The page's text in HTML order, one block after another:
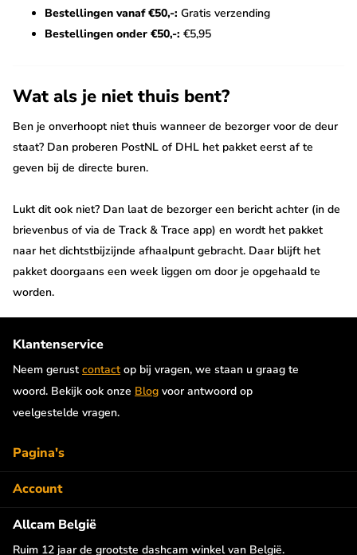
Bestellingen vanaf €50,-: Gratis verzending
Bestellingen onder €50,-: €5,95
Wat als je niet thuis bent?
Ben je onverhoopt niet thuis wanneer de bezorger voor de deur
staat? Dan proberen PostNL of DHL het pakket eerst af te
geven bij de directe buren.
Lukt dit ook niet? Dan laat de bezorger een bericht achter (in de
brievenbus of via de Track & Trace app) en wordt het pakket
naar het dichtstbijzijnde afhaalpunt gebracht. Daar blijft het
pakket doorgaans een week liggen om door je opgehaald te
worden.
Klantenservice
Neem gerust contact op bij vragen, we staan u graag te
woord. Bekijk ook onze Blog voor antwoord op
veelgestelde vragen.
Pagina's
Account
Allcam België
Ruim 12 jaar de grootste dashcam winkel van België.